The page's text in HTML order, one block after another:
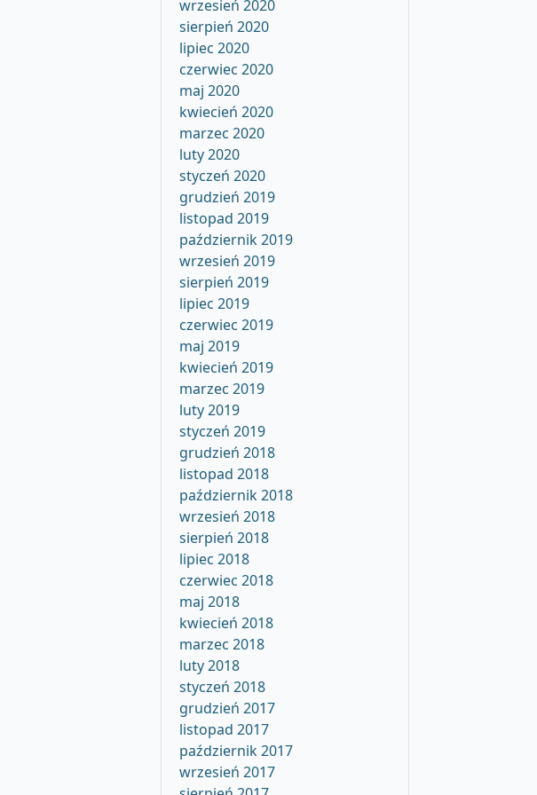
wrzesień 2020
sierpień 2020
lipiec 2020
czerwiec 2020
maj 2020
kwiecień 2020
marzec 2020
luty 2020
styczeń 2020
grudzień 2019
listopad 2019
październik 2019
wrzesień 2019
sierpień 2019
lipiec 2019
czerwiec 2019
maj 2019
kwiecień 2019
marzec 2019
luty 2019
styczeń 2019
grudzień 2018
listopad 2018
październik 2018
wrzesień 2018
sierpień 2018
lipiec 2018
czerwiec 2018
maj 2018
kwiecień 2018
marzec 2018
luty 2018
styczeń 2018
grudzień 2017
listopad 2017
październik 2017
wrzesień 2017